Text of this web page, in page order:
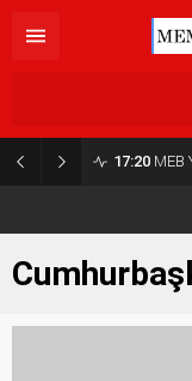
17:20 MEB